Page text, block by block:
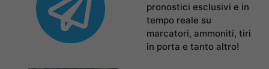
pronostici esclusivi e in
tempo reale su
marcatori, ammoniti, tiri
in porta e tanto altro!